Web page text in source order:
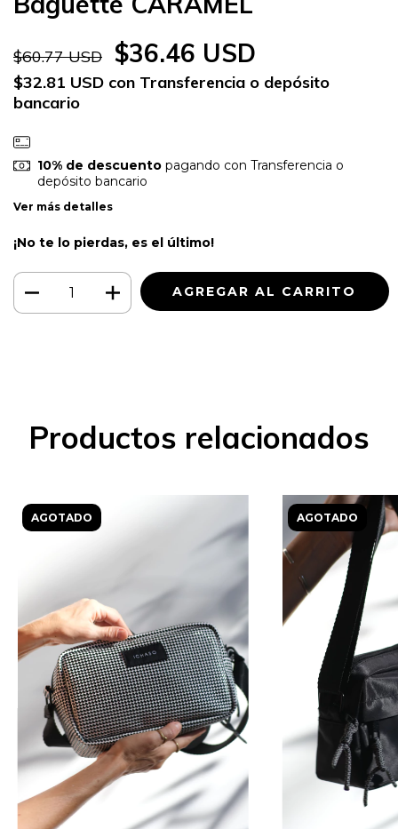
$60.77 USD $36.46 USD
$32.81 USD con Transferencia o depósito
bancario
10% de descuentopagando con Transferencia o
depósito bancario
Ver más detalles
¡No te lo pierdas, es el último!
Productos relacionados
AGOTADO AGOTADO